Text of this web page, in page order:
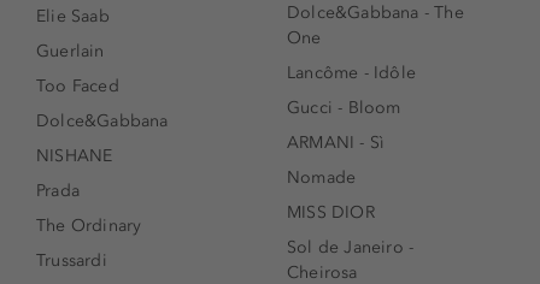
Elie Saab
Guerlain
Too Faced
Dolce&Gabbana
NISHANE
Prada
The Ordinary
Trussardi
Dolce&Gabbana - The
One
Lancôme - Idôle
Gucci - Bloom
ARMANI - Sì
Nomade
MISS DIOR
Sol de Janeiro -
Cheirosa